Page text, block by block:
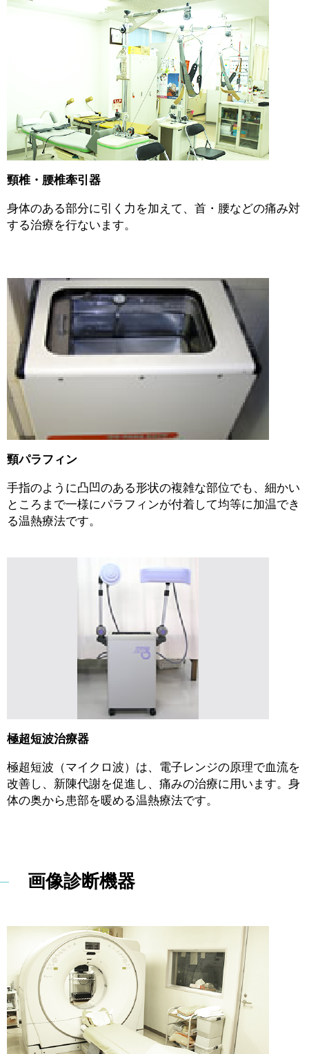
頸椎・腰椎牽引器
身体のある部分に引く力を加えて、首・腰などの痛み対
する治療を行ないます。
頸パラフィン
手指のように凸凹のある形状の複雑な部位でも、細かい
ところまで一様にパラフィンが付着して均等に加温でき
る温熱療法です。
極超短波治療器
極超短波（マイクロ波）は、電子レンジの原理で血流を
改善し、新陳代謝を促進し、痛みの治療に用います。身
体の奥から患部を暖める温熱療法です。
画像診断機器